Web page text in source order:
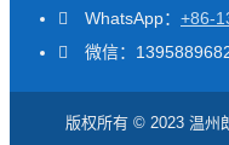
WhatsApp： +86-
微信：
版权所有 © 2023 温州